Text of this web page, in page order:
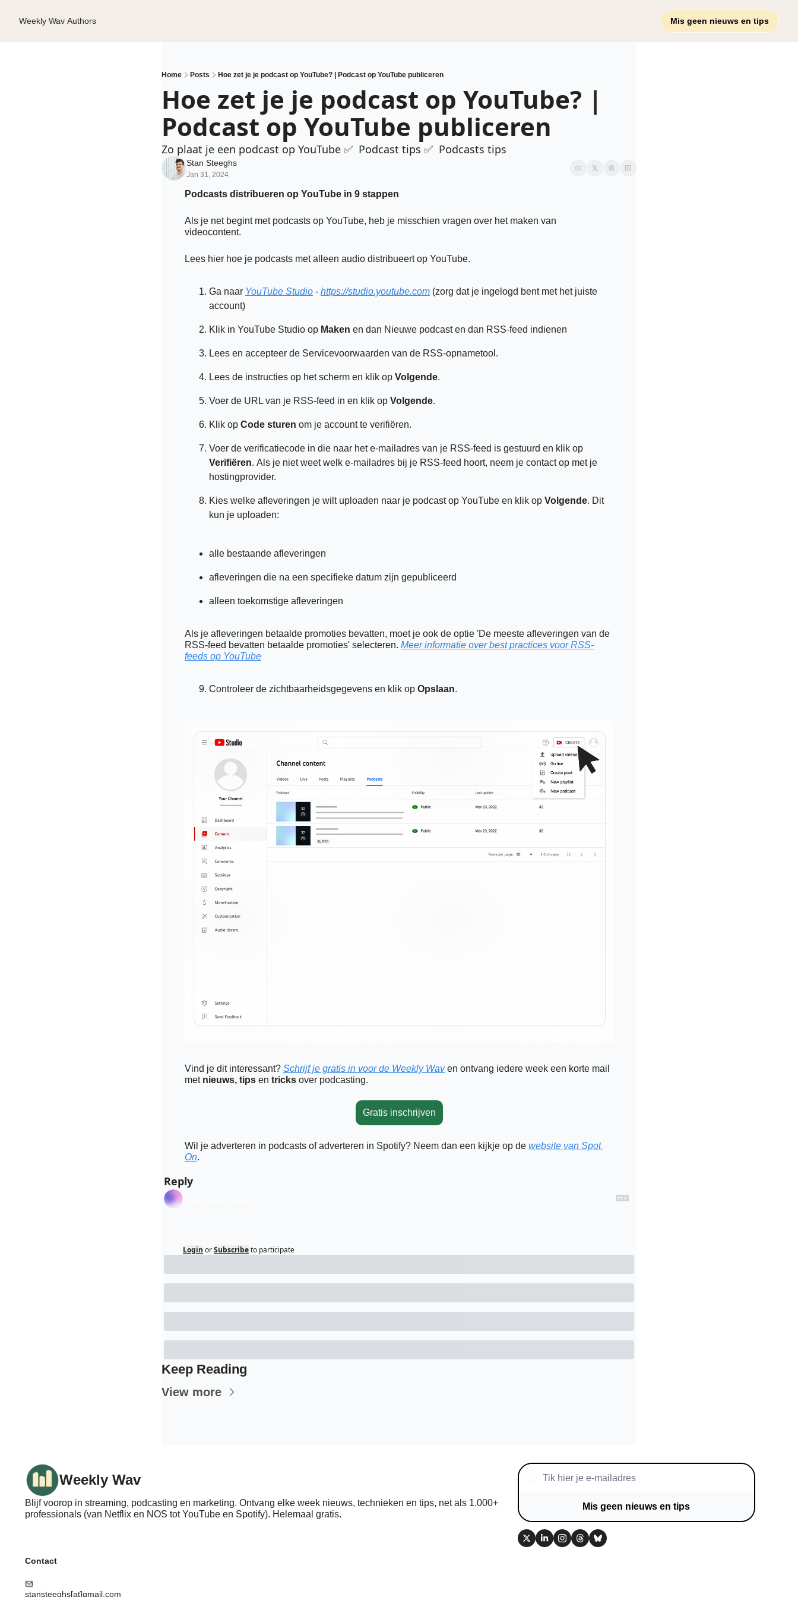
Weekly Wav Authors Mis geen nieuws en tips
Home Posts Hoe zet je je podcast op YouTube? | Podcast op YouTube publiceren
Hoe zet je je podcast op YouTube? |
Podcast op YouTube publiceren
Zo plaat je een podcast op YouTube ✅  Podcast tips ✅  Podcasts tips
Stan Steeghs
Jan 31, 2024
Podcasts distribueren op YouTube in 9 stappen
Als je net begint met podcasts op YouTube, heb je misschien vragen over het maken van
videocontent.
Lees hier hoe je podcasts met alleen audio distribueert op YouTube.
Ga naar YouTube Studio - https://studio.youtube.com (zorg dat je ingelogd bent met het juiste
account)
Klik in YouTube Studio op Maken en dan Nieuwe podcast en dan RSS-feed indienen
Lees en accepteer de Servicevoorwaarden van de RSS-opnametool.
Lees de instructies op het scherm en klik op Volgende.
Voer de URL van je RSS-feed in en klik op Volgende.
Klik op Code sturen om je account te verifiëren.
Verifiëren. Als je niet weet welk e-mailadres bij je RSS-feed hoort, neem je contact op met je
hostingprovider.
Kies welke afleveringen je wilt uploaden naar je podcast op YouTube en klik op Volgende. Dit
kun je uploaden:
alle bestaande afleveringen
afleveringen die na een specifieke datum zijn gepubliceerd
alleen toekomstige afleveringen
Als je afleveringen betaalde promoties bevatten, moet je ook de optie 'De meeste afleveringen van de
RSS-feed bevatten betaalde promoties' selecteren. Meer informatie over best practices voor RSS-
feeds op YouTube
Controleer de zichtbaarheidsgegevens en klik op Opslaan.
Vind je dit interessant? Schrijf je gratis in voor de Weekly Wav en ontvang iedere week een korte mail
met nieuws, tips en tricks over podcasting.
Gratis inschrijven
Wil je adverteren in podcasts of adverteren in Spotify? Neem dan een kijkje op de website van Spot
On.
Reply
Login orSubscribeto participate
Keep Reading
View more
Weekly Wav
Blijf voorop in streaming, podcasting en marketing. Ontvang elke week nieuws, technieken en tips, net als 1.000+
professionals (van Netflix en NOS tot YouTube en Spotify). Helemaal gratis.
Mis geen nieuws en tips
Contact
stansteeghs[at]gmail.com